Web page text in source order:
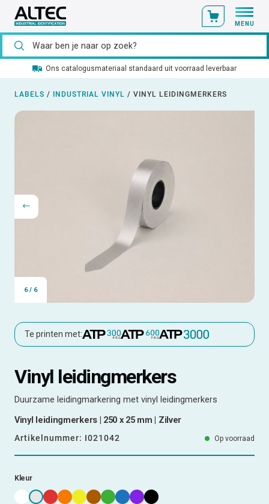
MENU
Ons catalogusmateriaal standaard uit voorraad leverbaar
LABELS / INDUSTRIAL VINYL / VINYL LEIDINGMERKERS
6/ 6
Te printen met:
Vinyl leidingmerkers
Duurzame leidingmarkering met vinyl leidingmerkers
Vinyl leidingmerkers | 250 x 25 mm | Zilver
Artikelnummer: I021042 Op voorraad
Kleur